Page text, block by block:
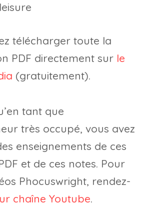
télécharger toute la
PDF directement sur le
(gratuitement).
tant que
très occupé, vous avez
enseignements de ces
et de ces notes. Pour
Phocuswright, rendez-
chaîne Youtube.